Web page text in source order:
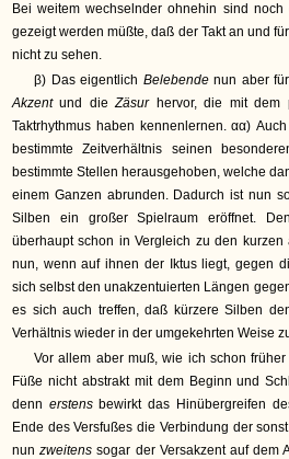
Bei weitem wechselnder ohnehin sind
gezeigt werden müßte, daß der Takt an und
nicht zu sehen.
β) Das eigentlich Belebende nun aber
Akzentund dieZäsur hervor, die mit
Taktrhythmus haben kennenlernen. αα)
bestimmte Zeitverhältnis seinen
bestimmte Stellen herausgehoben, welche
einem Ganzen abrunden. Dadurch ist nun
Silben ein großer Spielraum eröffnet.
überhaupt schon in Vergleich zu den
nun, wenn auf ihnen der Iktus liegt, gegen
sich selbst den unakzentuierten Längen
es sich auch treffen, daß kürzere Silben
Verhältnis wieder in der umgekehrten Weise
Vor allem aber muß, wie ich schon
Füße nicht abstrakt mit dem Beginn und
denn erstens bewirkt das Hinübergreifen
Ende des Versfußes die Verbindung der
nunzweitenssogar der Versakzent auf dem